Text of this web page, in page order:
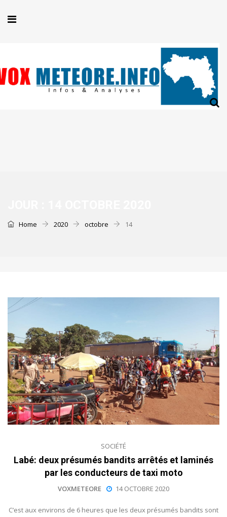
Home 2020 octobre 14
SOCIÉTÉ
Labé: deux présumés bandits arrêtés et laminés
par les conducteurs de taxi moto
VOXMETEORE 14 OCTOBRE 2020
C’est aux environs de 6 heures que les deux présumés bandits sont